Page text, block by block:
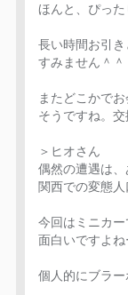
ほんと、ぴっ
長い時間お引
すみません＾＾
またどこかでお
そうですね。交
＞ヒオさん
偶然の遭遇は
関西での変態
今回はミニカ
面白いですよね
個人的にブラー